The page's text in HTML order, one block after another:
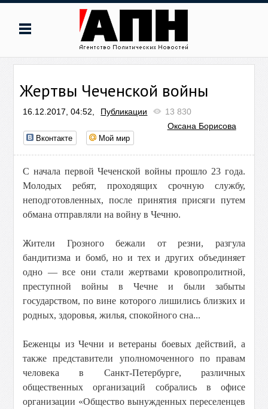
Жертвы Чеченской войны
16.12.2017, 04:52, Публикации
13 830
Оксана Борисова
Вконтакте Мой мир
С начала первой Чеченской войны прошло 23 года.
Молодых ребят, проходящих срочную службу,
неподготовленных, после принятия присяги путем
обмана отправляли на войну в Чечню.
Жители Грозного бежали от резни, разгула
бандитизма и бомб, но и тех и других объединяет
одно — все они стали жертвами кровопролитной,
преступной войны в Чечне и были забыты
государством, по вине которого лишились близких и
родных, здоровья, жилья, спокойного сна...
Беженцы из Чечни и ветераны боевых действий, а
также представители уполномоченного по правам
человека в Санкт-Петербурге, различных
общественных организаций собрались в офисе
организации «Общество вынужденных переселенцев